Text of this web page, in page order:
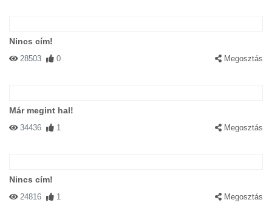
Nincs cím!
28503 0 Megosztás
Már megint hal!
34436 1 Megosztás
Nincs cím!
24816 1 Megosztás